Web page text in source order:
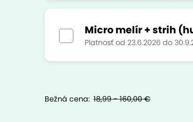
Micro melír + strih
Platnosť od 23.6.2026 do
Bežná cena: 18,99 - 160,00 €